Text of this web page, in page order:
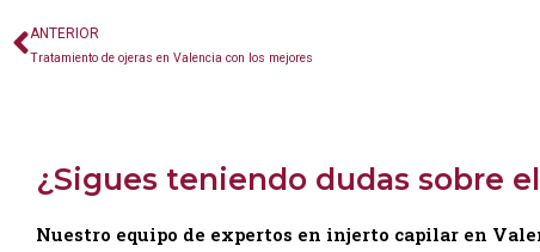
ANTERIOR
Tratamiento de ojeras en Valencia con los mejores
¿Sigues teniendo dudas sobre
Nuestro equipo de expertos en injerto capilar en